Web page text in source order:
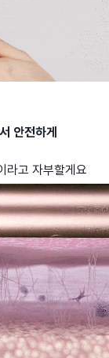
안전하게
라고 자부할게요